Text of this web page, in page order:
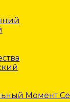
Момент